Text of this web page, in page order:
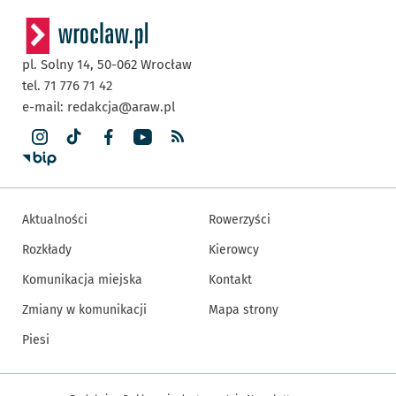
pl. Solny 14, 50-062 Wrocław
tel. 71 776 71 42
e-mail: redakcja@araw.pl
Aktualności
Rozkłady
Komunikacja miejska
Zmiany w komunikacji
Piesi
Rowerzyści
Kierowcy
Kontakt
Mapa strony
Inne informacje